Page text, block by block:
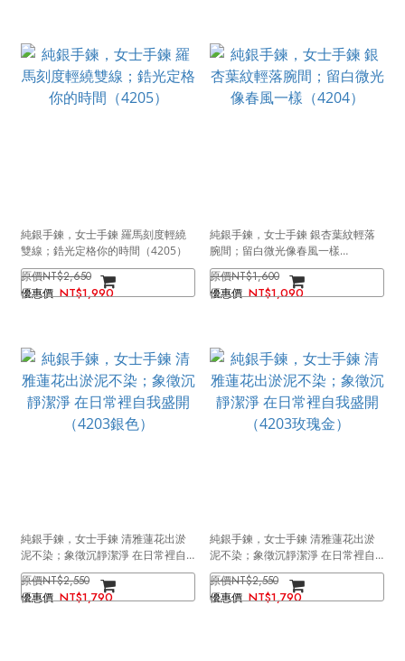
純銀手鍊，女士手鍊 羅馬刻度輕繞
雙線；鋯光定格你的時間（4205）
NT$2,650
NT$1,990
純銀手鍊，女士手鍊 銀杏葉紋輕落
腕間；留白微光像春風一樣
（4204）
NT$1,600
NT$1,090
純銀手鍊，女士手鍊 清雅蓮花出淤
泥不染；象徵沉靜潔淨 在日常裡自
我盛開（4203銀色）
NT$2,550
NT$1,790
純銀手鍊，女士手鍊 清雅蓮花出淤
泥不染；象徵沉靜潔淨 在日常裡自
我盛開（4203玫瑰金）
NT$2,550
NT$1,790